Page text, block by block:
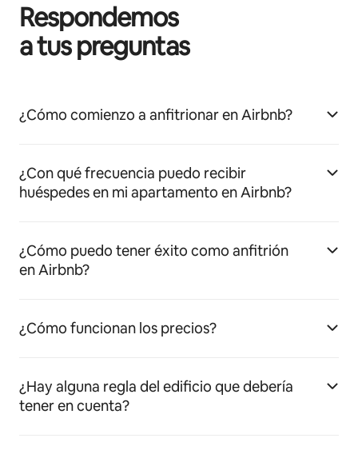
Respondemos
a tus preguntas
¿Cómo comienzo a anfitrionar en Airbnb?
¿Con qué frecuencia puedo recibir
huéspedes en mi apartamento en Airbnb?
¿Cómo puedo tener éxito como anfitrión
en Airbnb?
¿Cómo funcionan los precios?
¿Hay alguna regla del edificio que debería
tener en cuenta?